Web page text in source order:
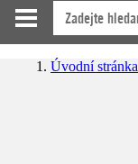
Úvodní stránka